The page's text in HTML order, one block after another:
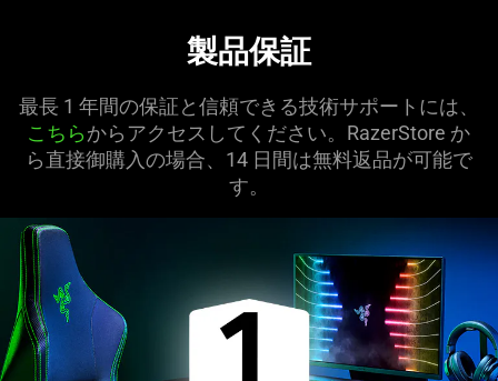
製品保証
最長 1 年間の保証と信頼できる技術サポートには、
こちらからアクセスしてください。RazerStore か
ら直接御購入の場合、14 日間は無料返品が可能で
す。